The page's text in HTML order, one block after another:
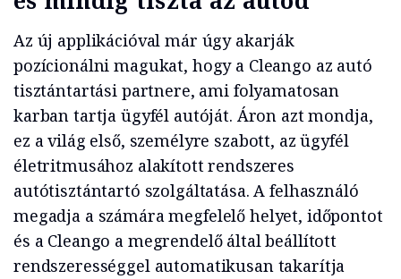
Az új applikációval már úgy akarják
pozícionálni magukat, hogy a Cleango az autó
tisztántartási partnere, ami folyamatosan
karban tartja ügyfél autóját. Áron azt mondja,
ez a világ első, személyre szabott, az ügyfél
életritmusához alakított rendszeres
autótisztántartó szolgáltatása. A felhasználó
megadja a számára megfelelő helyet, időpontot
és a Cleango a megrendelő által beállított
rendszerességgel automatikusan takarítja